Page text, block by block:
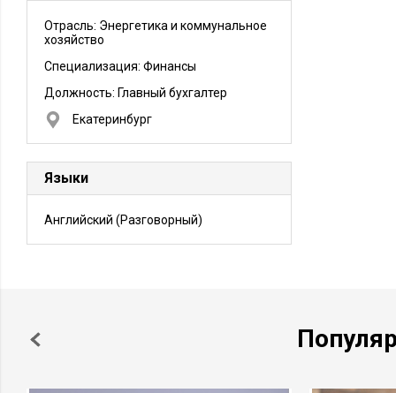
Отрасль: Энергетика и коммунальное
хозяйство
Специализация: Финансы
Должность: Главный бухгалтер
Екатеринбург
Языки
Английский (Разговорный)